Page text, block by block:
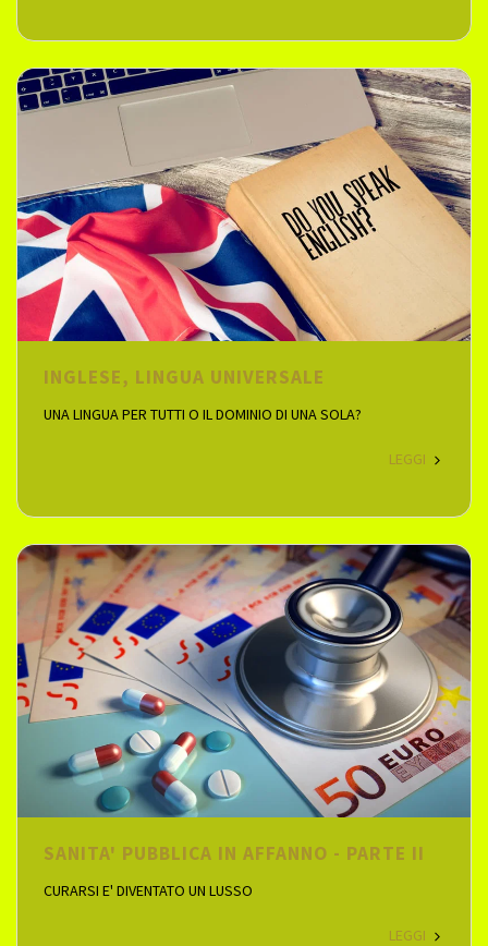
INGLESE, LINGUA UNIVERSALE
UNA LINGUA PER TUTTI O IL DOMINIO DI UNA SOLA?
LEGGI
SANITA' PUBBLICA IN AFFANNO - PARTE II
CURARSI E' DIVENTATO UN LUSSO
LEGGI